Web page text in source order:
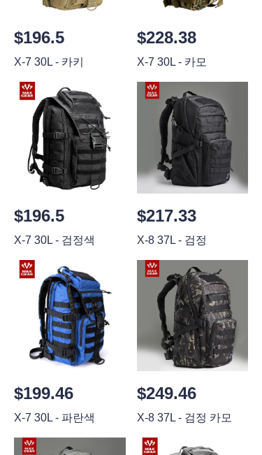
$196.5
X-7 30L - 카키
$228.38
X-7 30L - 카모
$196.5
X-7 30L - 검정색
$217.33
X-8 37L - 검정
$199.46
X-7 30L - 파란색
$249.46
X-8 37L - 검정 카모